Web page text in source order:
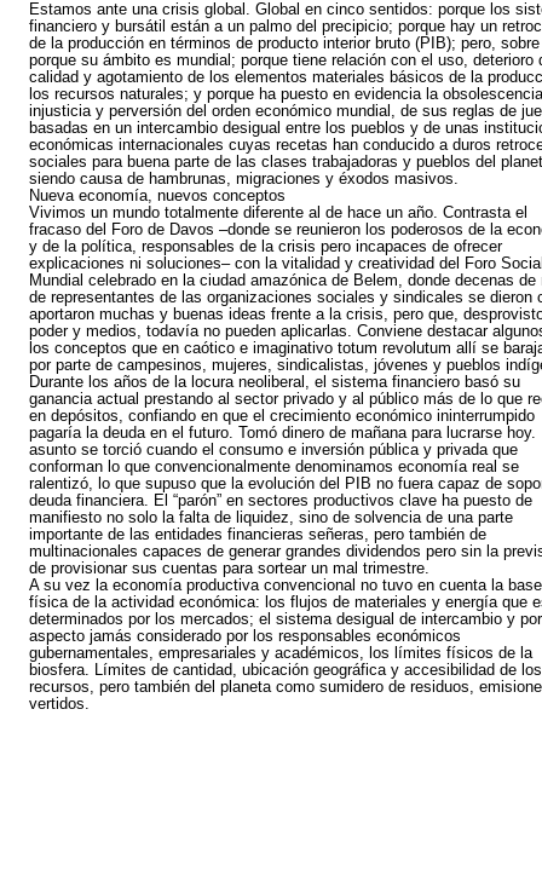
Estamos ante una crisis global. Global en cinco sentidos: porque los
financiero y bursátil están a un palmo del precipicio; porque hay un
de la producción en términos de producto interior bruto (PIB); pero,
porque su ámbito es mundial; porque tiene relación con el uso, deterioro
calidad y agotamiento de los elementos materiales básicos de la
los recursos naturales; y porque ha puesto en evidencia la
injusticia y perversión del orden económico mundial, de sus reglas de
basadas en un intercambio desigual entre los pueblos y de unas
económicas internacionales cuyas recetas han conducido a duros
sociales para buena parte de las clases trabajadoras y pueblos del
siendo causa de hambrunas, migraciones y éxodos masivos.
Nueva economía, nuevos conceptos
Vivimos un mundo totalmente diferente al de hace un año. Contrasta el
fracaso del Foro de Davos –donde se reunieron los poderosos de la
y de la política, responsables de la crisis pero incapaces de ofrecer
explicaciones ni soluciones– con la vitalidad y creatividad del Foro
Mundial celebrado en la ciudad amazónica de Belem, donde decenas de
de representantes de las organizaciones sociales y sindicales se dieron
aportaron muchas y buenas ideas frente a la crisis, pero que,
poder y medios, todavía no pueden aplicarlas. Conviene destacar
los conceptos que en caótico e imaginativo totum revolutum allí se
por parte de campesinos, mujeres, sindicalistas, jóvenes y pueblos
Durante los años de la locura neoliberal, el sistema financiero basó su
ganancia actual prestando al sector privado y al público más de lo que
en depósitos, confiando en que el crecimiento económico ininterrumpido
pagaría la deuda en el futuro. Tomó dinero de mañana para lucrarse hoy.
asunto se torció cuando el consumo e inversión pública y privada que
conforman lo que convencionalmente denominamos economía real se
ralentizó, lo que supuso que la evolución del PIB no fuera capaz de
deuda financiera. El “parón” en sectores productivos clave ha puesto de
manifiesto no solo la falta de liquidez, sino de solvencia de una parte
importante de las entidades financieras señeras, pero también de
multinacionales capaces de generar grandes dividendos pero sin la
de provisionar sus cuentas para sortear un mal trimestre.
A su vez la economía productiva convencional no tuvo en cuenta la base
física de la actividad económica: los flujos de materiales y energía que
determinados por los mercados; el sistema desigual de intercambio y
aspecto jamás considerado por los responsables económicos
gubernamentales, empresariales y académicos, los límites físicos de la
biosfera. Límites de cantidad, ubicación geográfica y accesibilidad de los
recursos, pero también del planeta como sumidero de residuos,
vertidos.